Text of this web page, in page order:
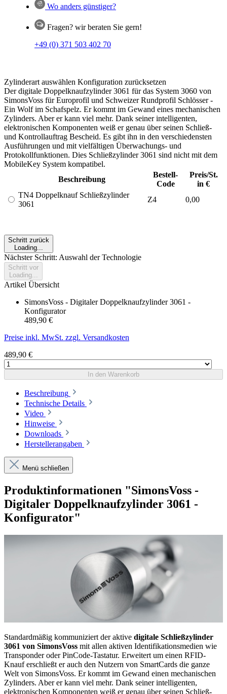
Wo anders günstiger?
Fragen? wir beraten Sie gern!
+49 (0) 371 503 402 70
Zylinderart auswählen Konfiguration zurücksetzen
Der digitale Doppelknaufzylinder 3061 für das System 3060 von
SimonsVoss für Europrofil und Schweizer Rundprofil Schlösser -
Ein Wolf im Schafspelz. Er kommt im Gewand eines mechanischen
Zylinders. Aber er kann viel mehr. Dank seiner intelligenten,
elektronischen Komponenten weiß er genau über seinen Schließ-
und Kontrollauftrag Bescheid. Es gibt ihn in den verschiedensten
Ausführungen und mit vielfältigen Überwachungs- und
Protokollfunktionen. Dies Schließzylinder 3061 sind nicht mit dem
MobileKey System kompatibel.
Beschreibung
Bestell-
Code
Preis/St.
in €
TN4 Doppelknauf Schließzylinder
3061
Z4 0,00
Schritt zurück
Loading...
Nächster Schritt: Auswahl der Technologie
Schritt vor
Loading...
Artikel Übersicht
SimonsVoss - Digitaler Doppelknaufzylinder 3061 -
Konfigurator
489,90 €
Preise inkl. MwSt. zzgl. Versandkosten
489,90 €
In den Warenkorb
Beschreibung
Technische Details
Video
Hinweise
Downloads
Herstellerangaben
Menü schließen
Produktinformationen "SimonsVoss -
Digitaler Doppelknaufzylinder 3061 -
Konfigurator"
Standardmäßig kommuniziert der aktive digitale Schließzylinder
3061 von SimonsVoss mit allen aktiven Identifikationsmedien wie
Transponder oder PinCode-Tastatur. Erweitert um einen RFID-
Knauf erschließt er auch den Nutzern von SmartCards die ganze
Welt von SimonsVoss. Er kommt im Gewand einen mechanischen
Zylinders. Aber er kann viel mehr. Dank seiner intelligenten,
elektronischen Komponenten weiß er genau über seinen Schließ-